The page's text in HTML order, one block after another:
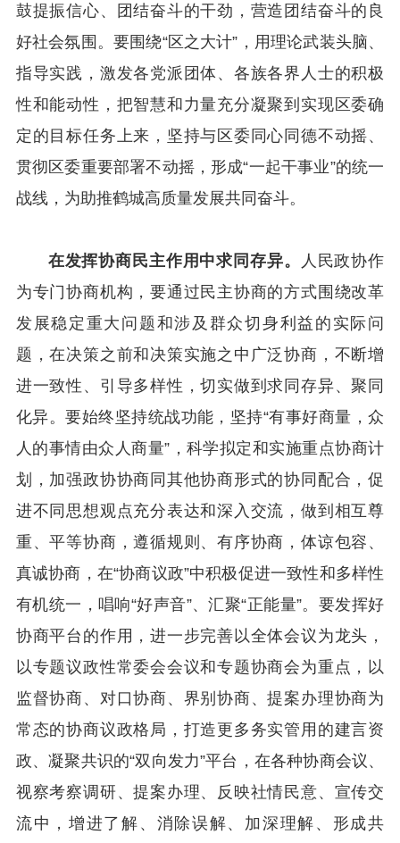
鼓提振信心、团结奋斗的干劲，营造团结奋斗的良
好社会氛围。要围绕“区之大计”，用理论武装头脑、
指导实践，激发各党派团体、各族各界人士的积极
性和能动性，把智慧和力量充分凝聚到实现区委确
定的目标任务上来，坚持与区委同心同德不动摇、
贯彻区委重要部署不动摇，形成“一起干事业”的统一
战线，为助推鹤城高质量发展共同奋斗。
在发挥协商民主作用中求同存异。
人民政协作
为专门协商机构，要通过民主协商的方式围绕改革
发展稳定重大问题和涉及群众切身利益的实际问
题，在决策之前和决策实施之中广泛协商，不断增
进一致性、引导多样性，切实做到求同存异、聚同
化异。要始终坚持统战功能，坚持“有事好商量，众
人的事情由众人商量”，科学拟定和实施重点协商计
划，加强政协协商同其他协商形式的协同配合，促
进不同思想观点充分表达和深入交流，做到相互尊
重、平等协商，遵循规则、有序协商，体谅包容、
真诚协商，在“协商议政”中积极促进一致性和多样性
有机统一，唱响“好声音”、汇聚“正能量”。要发挥好
协商平台的作用，进一步完善以全体会议为龙头，
以专题议政性常委会会议和专题协商会为重点，以
监督协商、对口协商、界别协商、提案办理协商为
常态的协商议政格局，打造更多务实管用的建言资
政、凝聚共识的“双向发力”平台，在各种协商会议、
视察考察调研、提案办理、反映社情民意、宣传交
流中，增进了解、消除误解、加深理解、形成共